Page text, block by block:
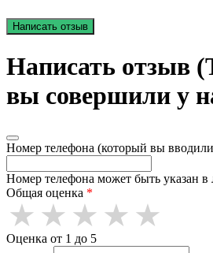
Написать отзыв
Написать отзыв
вы совершили у
Номер телефона (который вы
Номер телефона может быть указан
Общая оценка *
Оценка от 1 до 5